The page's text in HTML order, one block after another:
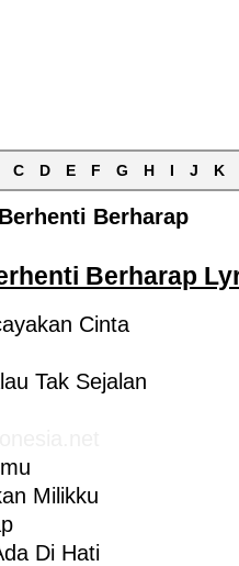
C D E F G H I J K
Berhenti Berharap
Berharap
Cinta
Tak Sejalan
Milikku
Di Hati